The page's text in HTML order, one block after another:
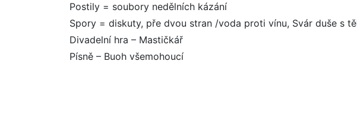
Postily = soubory nedělních kázání
Spory = diskuty, pře dvou stran /voda proti vínu, Svár duše s
Divadelní hra – Mastičkář
Písně – Buoh všemohoucí